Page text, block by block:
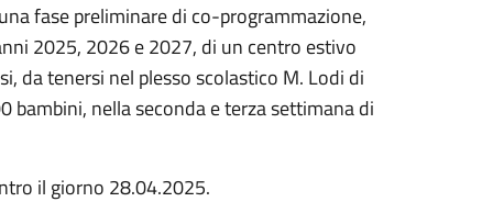
fase preliminare di co-programmazione,
2025, 2026 e 2027, di un centro estivo
da tenersi nel plesso scolastico M. Lodi di
nella seconda e terza settimana di
il giorno 28.04.2025.